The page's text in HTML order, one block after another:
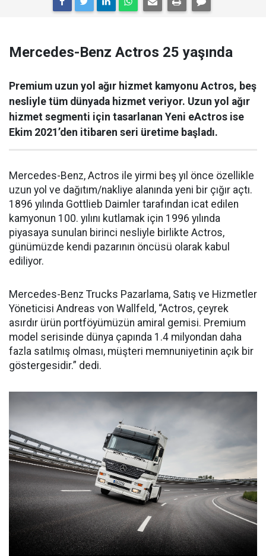
Mercedes-Benz Actros 25 yaşında
Premium uzun yol ağır hizmet kamyonu Actros, beş
nesliyle tüm dünyada hizmet veriyor. Uzun yol ağır
hizmet segmenti için tasarlanan Yeni eActros ise
Ekim 2021’den itibaren seri üretime başladı.
Mercedes-Benz, Actros ile yirmi beş yıl önce özellikle
uzun yol ve dağıtım/nakliye alanında yeni bir çığır açtı.
1896 yılında Gottlieb Daimler tarafından icat edilen
kamyonun 100. yılını kutlamak için 1996 yılında
piyasaya sunulan birinci nesliyle birlikte Actros,
günümüzde kendi pazarının öncüsü olarak kabul
ediliyor.
Mercedes-Benz Trucks Pazarlama, Satış ve Hizmetler
Yöneticisi Andreas von Wallfeld, “Actros, çeyrek
asırdır ürün portföyümüzün amiral gemisi. Premium
model serisinde dünya çapında 1.4 milyondan daha
fazla satılmış olması, müşteri memnuniyetinin açık bir
göstergesidir.” dedi.